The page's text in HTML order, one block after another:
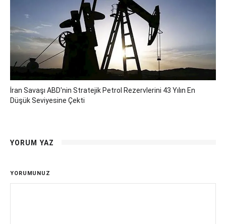
İran Savaşı ABD'nin Stratejik Petrol Rezervlerini 43 Yılın En
Düşük Seviyesine Çekti
YORUM YAZ
YORUMUNUZ